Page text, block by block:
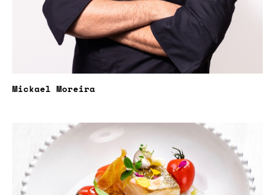
Mickael Moreira